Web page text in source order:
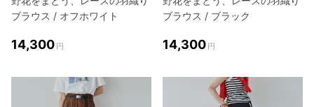
ブラウス / オフホワイト
14,300 円
ブラウス / ブラック
14,300 円